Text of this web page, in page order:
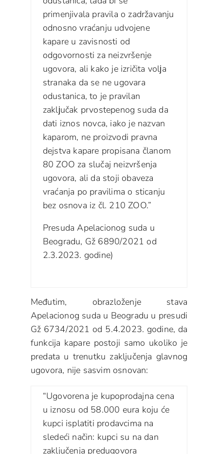
primenjivala pravila o zadržavanju
odnosno vraćanju udvojene
kapare u zavisnosti od
odgovornosti za neizvršenje
ugovora, ali kako je izričita volјa
stranaka da se ne ugovara
odustanica, to je pravilan
zaklјučak prvostepenog suda da
dati iznos novca, iako je nazvan
kaparom, ne proizvodi pravna
dejstva kapare propisana članom
80 ZOO za slučaj neizvršenja
ugovora, ali da stoji obaveza
vraćanja po pravilima o sticanju
bez osnova iz čl. 210 ZOO.”
Presuda Apelacionog suda u
Beogradu, Gž 6890/2021 od
2.3.2023. godine)
Međutim, obrazloženje stava
Apelacionog suda u Beogradu u presudi
Gž 6734/2021 od 5.4.2023. godine, da
funkcija kapare postoji samo ukoliko je
predata u trenutku zaključenja glavnog
ugovora, nije sasvim osnovan:
“Ugovorena je kupoprodajna cena
u iznosu od 58.000 eura koju će
kupci isplatiti prodavcima na
sledeći način: kupci su na dan
zaključenja predugovora